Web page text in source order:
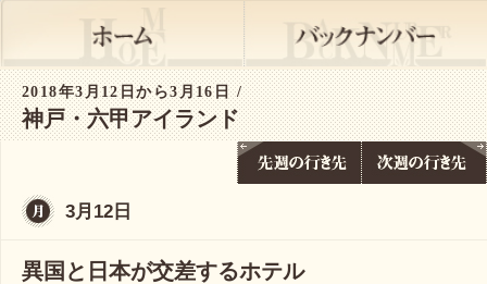
2018年3月12日から3月16日 /
神戸・六甲アイランド
3月12日
異国と日本が交差するホテル